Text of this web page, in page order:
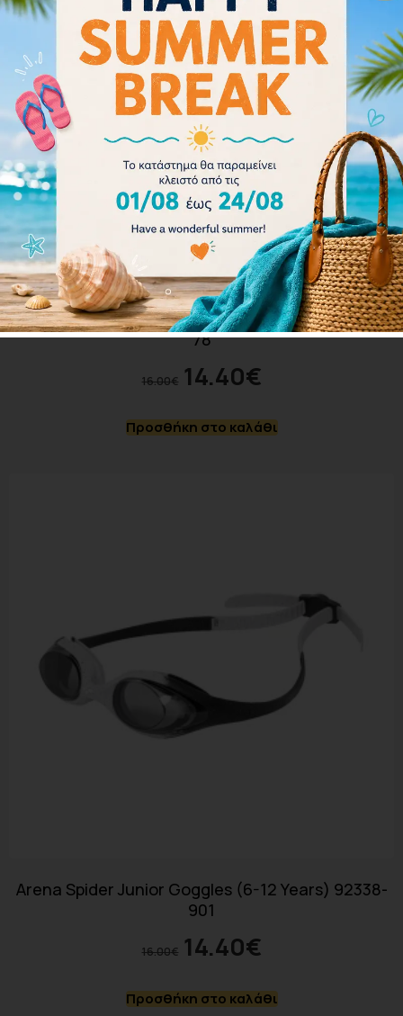
Arena Spider Junior Goggles (6-12 Years) 92338-
78
16.00€ 14.40€
Προσθήκη στο καλάθι
Arena Spider Junior Goggles (6-12 Years) 92338-
901
16.00€ 14.40€
Προσθήκη στο καλάθι